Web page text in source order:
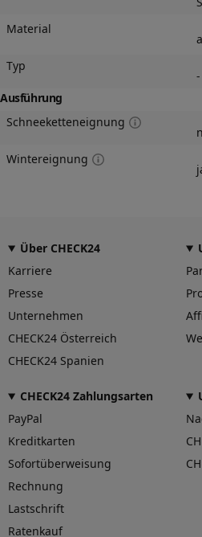
Material
Typ
-
Ausführung
Schneeketteneignung
Wintereignung
Freigabe
Gutachten Link
-
Fahrzeug wählen und Felgengutachten
Dimension
Größe (in Zoll)
Einpresstiefe (in mm)
Lochkreis (Anzahl der Löcher)
Lochkreis-Durchmesser (in mm)
Über CHECK24
Karriere
Presse
Unternehmen
CHECK24 Österreich
CHECK24 Spanien
CHECK24 Zahlungsarten
PayPal
Kreditkarten
Sofortüberweisung
Rechnung
Lastschrift
Ratenkauf